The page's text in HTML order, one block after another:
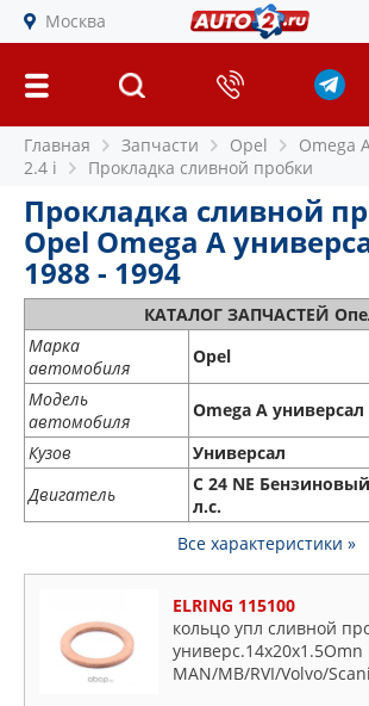
Москва
Главная Запчасти Opel
Omega
2.4 i
Прокладка сливной пробки
Прокладка сливной
Opel Omega A
1988 - 1994
КАТАЛОГ ЗАПЧАСТЕЙ
Марка
автомобиля
Opel
Модель
автомобиля
Omega A универсал
Кузов
Универсал
Двигатель
C 24 NE
л.с.
Все характеристики »
ELRING 115100
кольцо упл сливной
универс.14x20x1.5Omn
MAN/MB/RVI/Volvo/